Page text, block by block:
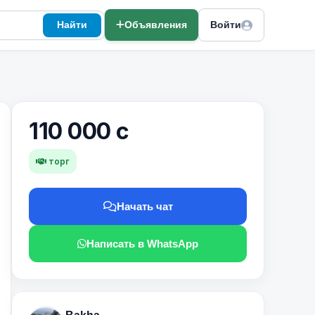
Найти Объявления Войти
110 000 с
торг
Начать чат
Написать в WhatsApp